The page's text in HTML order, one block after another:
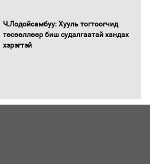
Ч.Лодойсамбуу: Хууль тогтоогчид
төсөөллөөр биш судалгаатай хандах
хэрэгтэй